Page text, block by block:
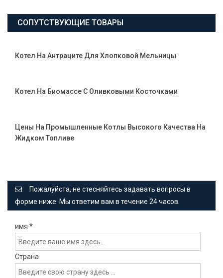
СОПУТСТВУЮЩИЕ ТОВАРЫ
Котел На Антраците Для Хлопковой Мельницы
Котел На Биомассе С Оливковыми Косточками
Цены На Промышленные Котлы Высокого Качества На
Жидком Топливе
Пожалуйста, не стесняйтесь задавать вопросы в
форме ниже. Мы ответим вам в течение 24 часов.
имя *
Страна